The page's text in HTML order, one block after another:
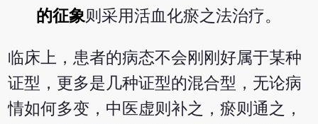
的征象则采用活血化瘀之法治疗。
临床上，患者的病态不会刚刚好属于某种
证型，更多是几种证型的混合型，无论病
情如何多变，中医虚则补之，瘀则通之，